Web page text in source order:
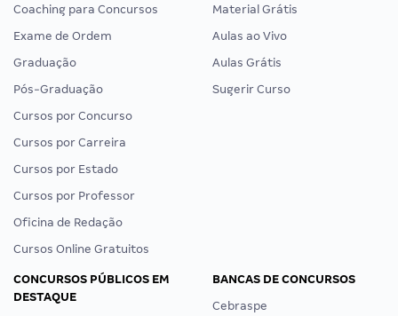
Coaching para Concursos
Exame de Ordem
Graduação
Pós-Graduação
Cursos por Concurso
Cursos por Carreira
Cursos por Estado
Cursos por Professor
Oficina de Redação
Cursos Online Gratuitos
Material Grátis
Aulas ao Vivo
Aulas Grátis
Sugerir Curso
CONCURSOS PÚBLICOS EM
DESTAQUE
BANCAS DE CONCURSOS
Cebraspe